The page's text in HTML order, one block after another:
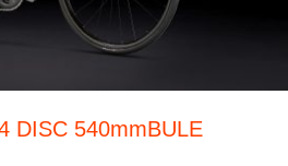
DISC 540mmBULE